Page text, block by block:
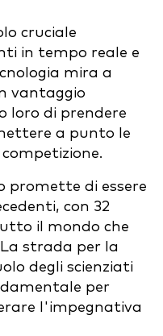
cruciale
in tempo reale e
mira a
vantaggio
loro di prendere
a punto le
promette di essere
con 32
il mondo che
strada per la
degli scienziati
per
l'impegnativa